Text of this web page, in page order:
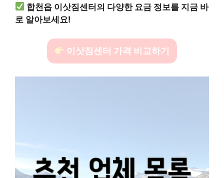
합천읍 이삿짐센터의 다양한 요금 정보를 지금 바
로 알아보세요!
이삿짐센터 가격 비교하기